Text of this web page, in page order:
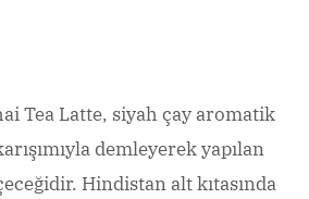
Tea Latte, siyah çay aromatik
demleyerek yapılan
Hindistan alt kıtasında